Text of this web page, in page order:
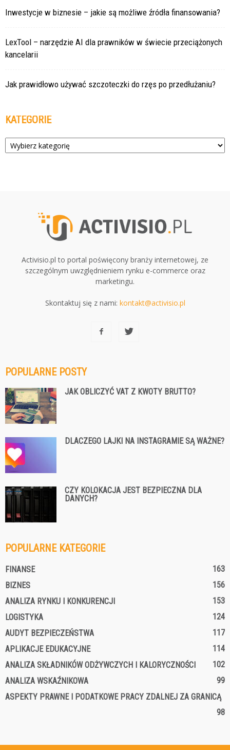
Inwestycje w biznesie – jakie są możliwe źródła finansowania?
LexTool – narzędzie AI dla prawników w świecie przeciążonych
kancelarii
Jak prawidłowo używać szczoteczki do rzęs po przedłużaniu?
KATEGORIE
Kategorie
Activisio.pl to portal poświęcony branży internetowej, ze
szczególnym uwzględnieniem rynku e-commerce oraz
marketingu.
Skontaktuj się z nami: kontakt@activisio.pl
POPULARNE POSTY
JAK OBLICZYĆ VAT Z KWOTY BRUTTO?
DLACZEGO LAJKI NA INSTAGRAMIE SĄ WAŻNE?
CZY KOLOKACJA JEST BEZPIECZNA DLA
DANYCH?
POPULARNE KATEGORIE
FINANSE
163
BIZNES
156
ANALIZA RYNKU I KONKURENCJI
153
LOGISTYKA
124
AUDYT BEZPIECZEŃSTWA
117
APLIKACJE EDUKACYJNE
114
ANALIZA SKŁADNIKÓW ODŻYWCZYCH I KALORYCZNOŚCI
102
ANALIZA WSKAŹNIKOWA
99
ASPEKTY PRAWNE I PODATKOWE PRACY ZDALNEJ ZA GRANICĄ
98